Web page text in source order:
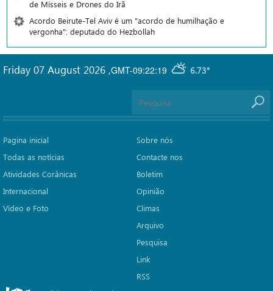
de Mísseis e Drones do Irã
Acordo Beirute-Tel Aviv é um "acordo de humilhação e
vergonha": deputado do Hezbollah
GMT-09:22:19 6.73°
Friday 07 August 2026 ,
Pagina inicial
Todas as notícias
Atividades Corânicas
Internacional
Vídeo e Foto
Sobre nós
Contacte nos
Boletim
Opinião
Climas
Arquivo
Pesquisa
Link
RSS